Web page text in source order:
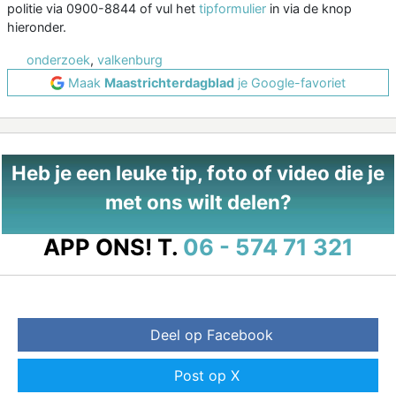
politie via 0900-8844 of vul het tipformulier in via de knop
hieronder.
onderzoek, valkenburg
Maak Maastrichterdagblad je Google-favoriet
Heb je een leuke tip, foto of video die je
met ons wilt delen?
APP ONS! T. 06 - 574 71 321
Deel op Facebook
Post op X